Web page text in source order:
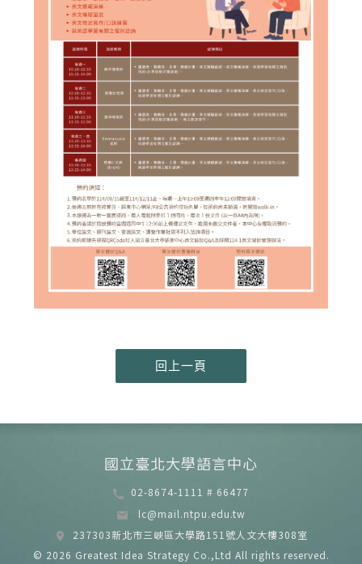
國立臺北大學語言中心
02-8674-1111 # 66477
lc@mail.ntpu.edu.tw
237303新北市三峽區大學路151號人文大樓308室
© 2026 Greatest Idea Strategy Co.,Ltd All rights reserved.